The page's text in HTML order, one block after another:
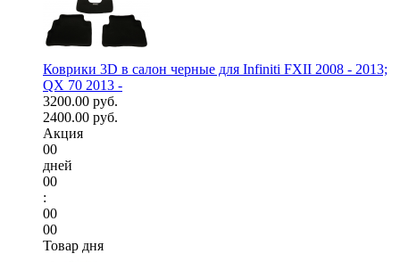
Коврики 3D в салон черные для Infiniti FXII 2008 - 2013;
QX 70 2013 -
3200.00 руб.
2400.00 руб.
Акция
00
дней
00
:
00
00
Товар дня